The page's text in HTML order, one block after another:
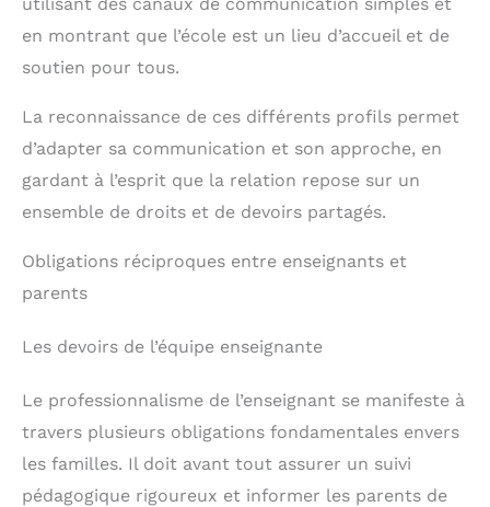
en montrant que l’école est un lieu d’accueil et de
soutien pour tous.
La reconnaissance de ces différents profils permet
d’adapter sa communication et son approche, en
gardant à l’esprit que la relation repose sur un
ensemble de droits et de devoirs partagés.
Obligations réciproques entre enseignants et
parents
Les devoirs de l’équipe enseignante
Le professionnalisme de l’enseignant se manifeste à
travers plusieurs obligations fondamentales envers
les familles. Il doit avant tout assurer un suivi
pédagogique rigoureux et informer les parents de